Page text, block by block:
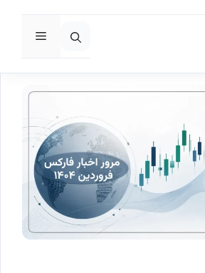
فهرست